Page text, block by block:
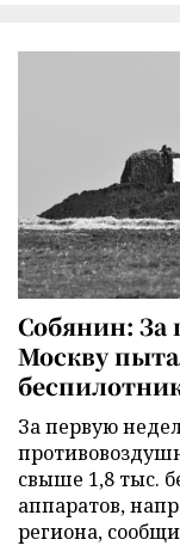
Собянин: За
Москву
За первую
свыше 1,8 тыс.
аппаратов,
региона,